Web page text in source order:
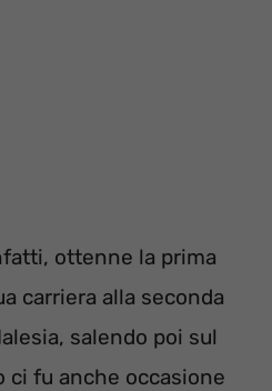
ottenne la prima
carriera alla seconda
salendo poi sul
ci fu anche occasione